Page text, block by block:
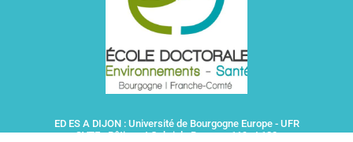
ED ES A DIJON : Université de Bourgogne Europe - UFR
SVTE - Bâtiment Gabriel - Bureaux 119 et 120